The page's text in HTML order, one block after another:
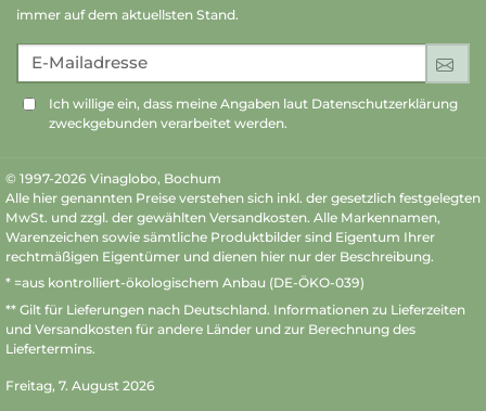
immer auf dem aktuellsten Stand.
E-Mailadresse
Ich willige ein, dass meine Angaben laut Datenschutzerklärung
zweckgebunden verarbeitet werden.
© 1997-2026 Vinaglobo, Bochum
Alle hier genannten Preise verstehen sich inkl. der gesetzlich festgelegten
MwSt. und zzgl. der gewählten Versandkosten. Alle Markennamen,
Warenzeichen sowie sämtliche Produktbilder sind Eigentum Ihrer
rechtmäßigen Eigentümer und dienen hier nur der Beschreibung.
* =aus kontrolliert-ökologischem Anbau (DE-ÖKO-039)
** Gilt für Lieferungen nach Deutschland. Informationen zu Lieferzeiten
und Versandkosten für andere Länder und zur Berechnung des
Liefertermins.
Freitag, 7. August 2026